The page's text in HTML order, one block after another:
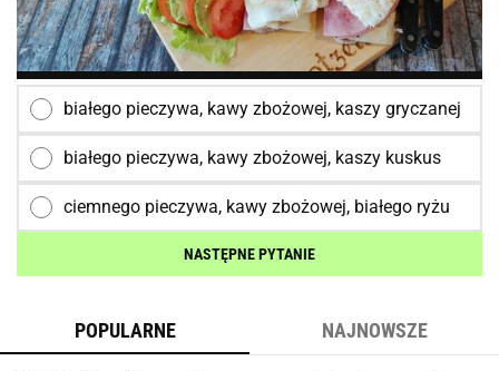
białego pieczywa, kawy zbożowej, kaszy gryczanej
białego pieczywa, kawy zbożowej, kaszy kuskus
ciemnego pieczywa, kawy zbożowej, białego ryżu
NASTĘPNE PYTANIE
POPULARNE NAJNOWSZE